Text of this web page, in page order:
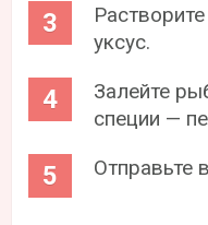
уксус.
Залейте
специи —
Отправьте